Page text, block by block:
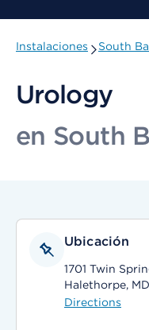
Instalaciones South
Urology
en South
Ubicación
1701 Twin
Halethorpe,
Directions